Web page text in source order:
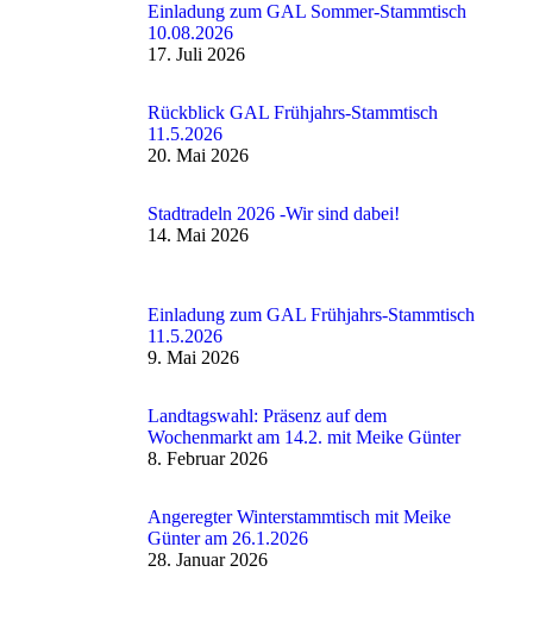
Einladung zum GAL Sommer-Stammtisch
10.08.2026
17. Juli 2026
Rückblick GAL Frühjahrs-Stammtisch
11.5.2026
20. Mai 2026
Stadtradeln 2026 -Wir sind dabei!
14. Mai 2026
Einladung zum GAL Frühjahrs-Stammtisch
11.5.2026
9. Mai 2026
Landtagswahl: Präsenz auf dem
Wochenmarkt am 14.2. mit Meike Günter
8. Februar 2026
Angeregter Winterstammtisch mit Meike
Günter am 26.1.2026
28. Januar 2026